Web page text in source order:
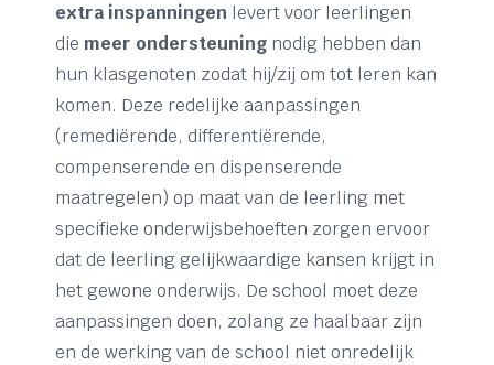
extra inspanningen levert voor leerlingen
die meer ondersteuning nodig hebben dan
hun klasgenoten zodat hij/zij om tot leren kan
komen. Deze redelijke aanpassingen
(remediërende, differentiërende,
compenserende en dispenserende
maatregelen) op maat van de leerling met
specifieke onderwijsbehoeften zorgen ervoor
dat de leerling gelijkwaardige kansen krijgt in
het gewone onderwijs. De school moet deze
aanpassingen doen, zolang ze haalbaar zijn
en de werking van de school niet onredelijk